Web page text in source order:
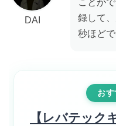
DAI
ことが
録して
秒ほどで
お
【レバテック